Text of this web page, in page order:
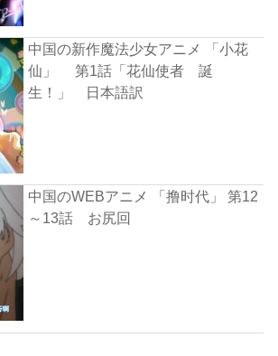
中国の新作魔法少女アニメ 「小花
仙」 第1話「花仙使者 誕
生！」 日本語訳
中国のWEBアニメ 「撸时代」 第12
～13話 お尻回